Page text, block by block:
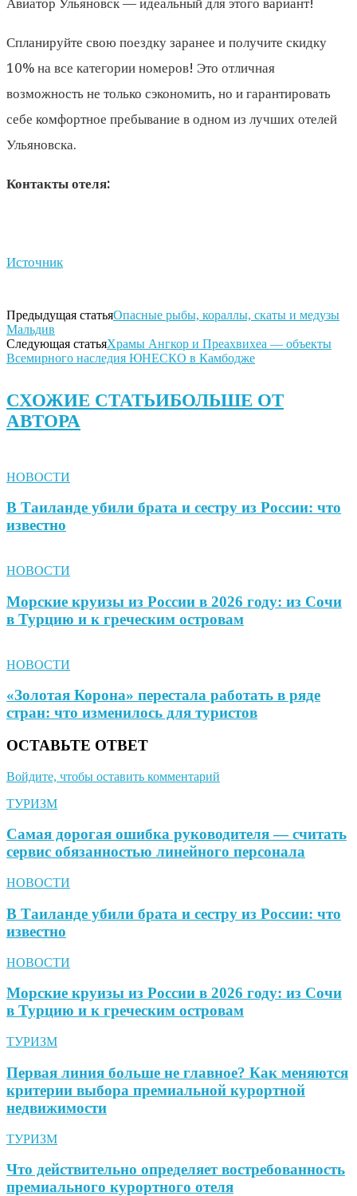
Спланируйте свою поездку заранее и получите скидку
10% на все категории номеров! Это отличная
возможность не только сэкономить, но и гарантировать
себе комфортное пребывание в одном из лучших отелей
Ульяновска.
Контакты отеля:
Источник
Предыдущая статьяОпасные рыбы, кораллы, скаты и медузы
Мальдив
Следующая статьяХрамы Ангкор и Преахвихеа — объекты
Всемирного наследия ЮНЕСКО в Камбодже
СХОЖИЕ СТАТЬИБОЛЬШЕ ОТ
АВТОРА
НОВОСТИ
В Таиланде убили брата и сестру из России: что
известно
НОВОСТИ
Морские круизы из России в 2026 году: из Сочи
в Турцию и к греческим островам
НОВОСТИ
«Золотая Корона» перестала работать в ряде
стран: что изменилось для туристов
ОСТАВЬТЕ ОТВЕТ
Войдите, чтобы оставить комментарий
ТУРИЗМ
Самая дорогая ошибка руководителя — считать
сервис обязанностью линейного персонала
НОВОСТИ
В Таиланде убили брата и сестру из России: что
известно
НОВОСТИ
Морские круизы из России в 2026 году: из Сочи
в Турцию и к греческим островам
ТУРИЗМ
Первая линия больше не главное? Как меняются
критерии выбора премиальной курортной
недвижимости
ТУРИЗМ
Что действительно определяет востребованность
премиального курортного отеля